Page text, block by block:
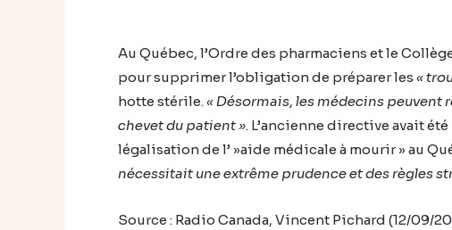
Au Québec, l’Ordre des pharmaciens et le
pour supprimer l’obligation de préparer les «
hotte stérile.« Désormais, les médecins peuvent
chevet du patient ». L’ancienne directive avait
légalisation de l’ »aide médicale à mourir » au
nécessitait une extrême prudence et des règles
Source : Radio Canada, Vincent Pichard (12/09/